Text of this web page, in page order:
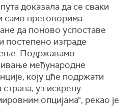
доказала да се сваки
преговорима.
да поново успоставе
постепено изграде
Подржавамо
међународне
коју цће подржати
страна, уз искрену
опцијама", рекао је